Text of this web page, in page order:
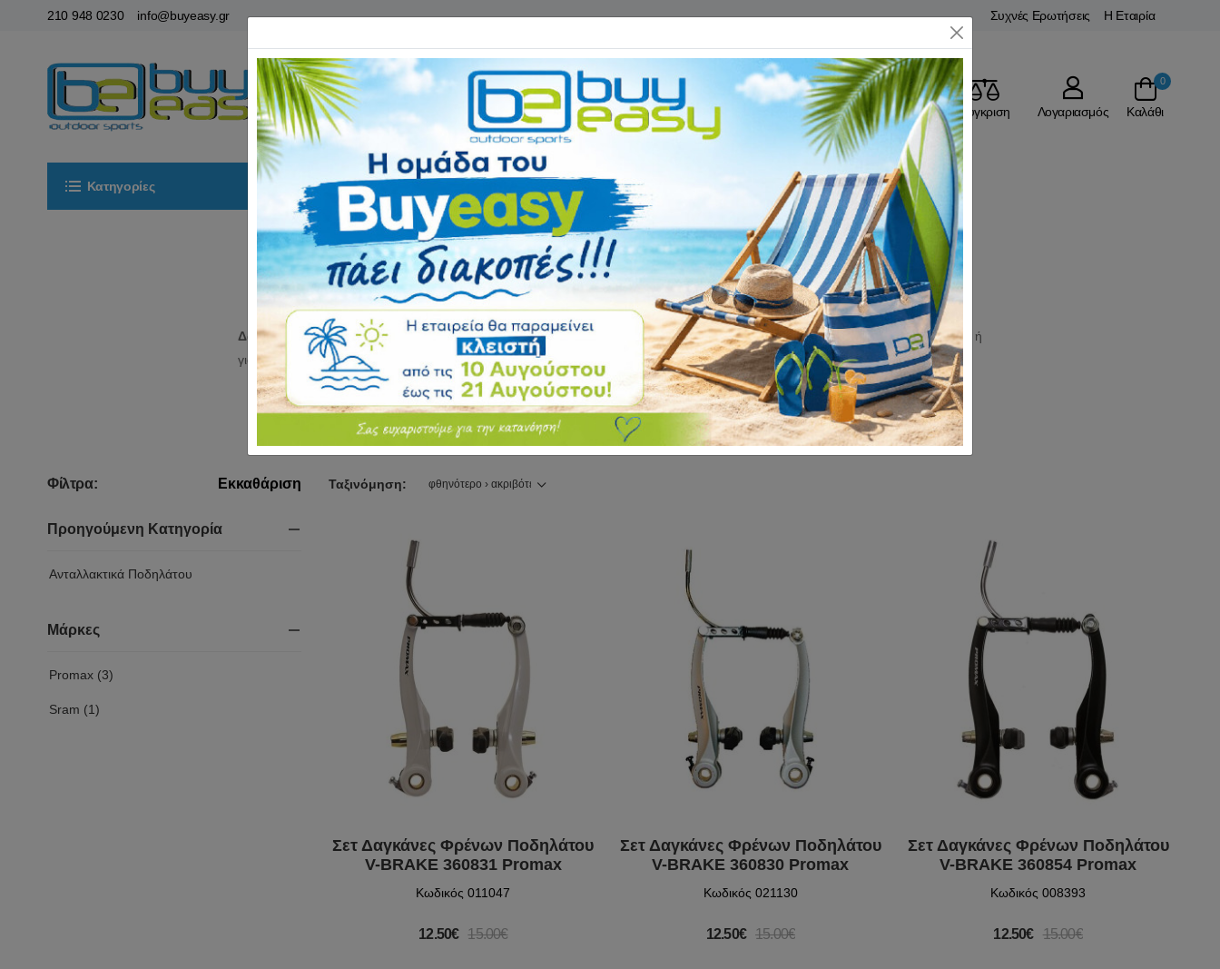
210 948 0230 info@buyeasy.gr Συχνές Ερωτήσεις Η Εταιρία
Αγαπημένα Σύγκριση Λογαριασμός
0
Καλάθι
Κατηγορίες Αρχική ΕΙΔΗ CAMPING Επικοινωνία
Αρχική ΠΟΔΗΛΑΤΑ - ΑΞΕΣΟΥΑΡ Ανταλλακτικά Ποδηλάτου
Δαγκάνες Φρένων Ποδηλάτου
Δαγκάνες φρένων ποδηλάτουγια όλους τους τύπους ποδηλάτων. Για δαγκάνες τύπου V brake, δαγκάνες τύπου cantilever ή
για δαγκάνες τύπου x caliper εδώ, στοwww.buyeasy.gr.
Φίλτρα: Εκκαθάριση
Προηγούμενη Κατηγορία
Ανταλλακτικά Ποδηλάτου
Μάρκες
Promax (3)
Sram (1)
Ταξινόμηση:
Σετ Δαγκάνες Φρένων Ποδηλάτου
V-BRAKE 360831 Promax
Κωδικός 011047
12.50€ 15.00€
Σετ Δαγκάνες Φρένων Ποδηλάτου
V-BRAKE 360830 Promax
Κωδικός 021130
12.50€ 15.00€
Σετ Δαγκάνες Φρένων Ποδηλάτου
V-BRAKE 360854 Promax
Κωδικός 008393
12.50€ 15.00€
Close